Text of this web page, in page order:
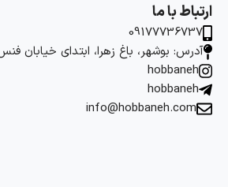
ارتباط با ما
09177736737
آدرس: بوشهر، باغ زهرا، ابتدای خیابان
hobbaneh
hobbaneh
info@hobbaneh.com